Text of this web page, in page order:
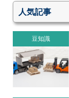
人気記事
豆知識